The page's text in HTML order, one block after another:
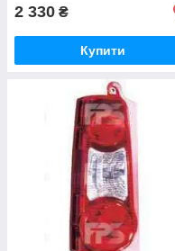
2 330 ₴
Купити